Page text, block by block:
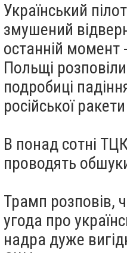
Український
змушений
останній момент
Польщі розповіли
подробиці
російської ракети
В понад сотні
проводять
Трамп розповів,
угода про
надра дуже